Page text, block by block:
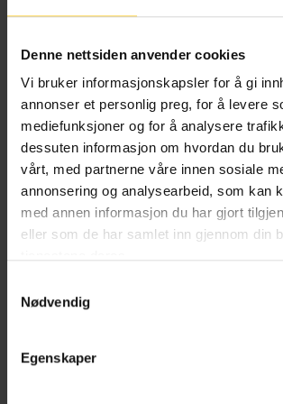
Denne nettsiden anvender cookies
Vi bruker informasjonskapsler for å gi
annonser et personlig preg, for å levere
mediefunksjoner og for å analysere
dessuten informasjon om hvordan du
vårt, med partnerne våre innen sosiale
annonsering og analysearbeid, som kan
med annen informasjon du har gjort
eller som de har samlet inn gjennom din
Nødvendig
Egenskaper
Helse- og omsorgsrett
Angrerettloven
EU/EØS-rett
Forbruker-, kjøps- og